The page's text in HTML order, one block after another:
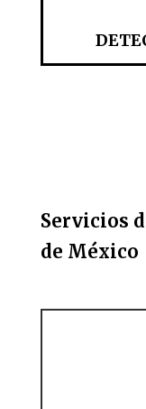
Servicios
de México